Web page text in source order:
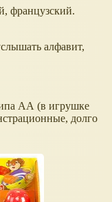
французский.
алфавит,
АА (в игрушке
долго